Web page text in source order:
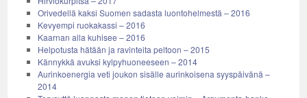
Orivedellä kaksi Suomen sadasta luontohelmestä – 2016
Kevyempi ruokakassi – 2016
Kaarnan alla kuhisee – 2016
Helpotusta hätään ja ravinteita peltoon – 2015
Kännykkä avuksi kylpyhuoneeseen – 2014
Aurinkoenergia veti joukon sisälle aurinkoisena syyspäivänä –
2014